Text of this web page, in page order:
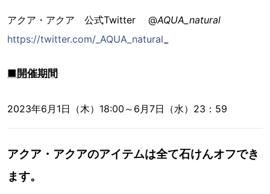
アクア・アクア 公式Twitter @AQUA_natural
https://twitter.com/_AQUA_natural
■開催期間
2023年6月1日（木）18:00～6月7日（水）23：59
アクア・アクアのアイテムは全て石けんオフでき
ます。